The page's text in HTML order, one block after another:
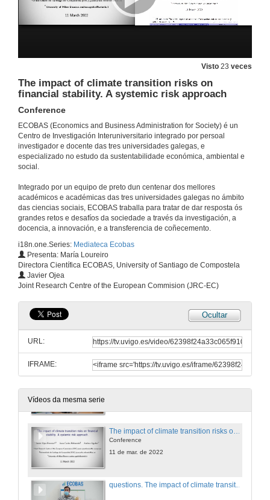
Visto 23 veces
The impact of climate transition risks on
financial stability. A systemic risk approach
Conference
ECOBAS (Economics and Business Administration for Society) é un
Centro de Investigación Interuniversitario integrado por persoal
investigador e docente das tres universidades galegas, e
especializado no estudo da sustentabilidade económica, ambiental e
social.
Integrado por un equipo de preto dun centenar dos mellores
académicos e académicas das tres universidades galegas no ámbito
das ciencias sociais, ECOBAS traballa para tratar de dar resposta ós
grandes retos e desafíos da sociedade a través da investigación, a
docencia, a innovación, e a transferencia de coñecemento.
i18n.one.Series: Mediateca Ecobas
Presenta: María Loureiro
Directora Científica ECOBAS, University of Santiago de Compostela
Javier Ojea
Joint Research Centre of the European Commision (JRC-EC)
Ocultar
URL:
IFRAME:
Vídeos da mesma serie
6 de out. de 2022
6 de out. de 2022
Mesa redonda: Proxectos e desafíos das finanzas sostibles nun contexto de crisis.
Mesa redonda: Proxectos e desafíos das finanzas sostibles nun contexto de crisis. Quenda de cuestións e debate
Percorrendo o camiño da Sustentabilidade. Presentación do Centro de Investigación Interuniversitario ECOBAS
5 de xul. de 2022
Researching violent contexts: A call for political reflexivity
Conference
21 de xuño de 2022
Questions Researching violent contexts: A call for political reflexivity
Conference
11 de mar. de 2022
questions. The impact of climate transition risks on financial stability. A systemic risk approach